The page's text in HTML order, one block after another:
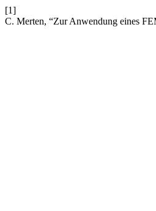
[1]
C. Merten, “Zur Anwendung eines